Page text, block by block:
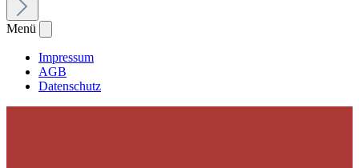
Menü
Impressum
AGB
Datenschutz